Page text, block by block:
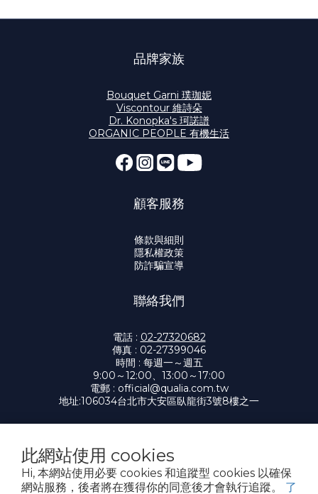
此網站使用 cookies
Hi, 本網站使用必要 cookies 和追蹤型 cookies 以確保
網站服務，後者將在獲得你的同意後才會執行追蹤。 了
品牌家族
Bouquet Garni 璞珈妮
Viscontour 維詩朵
Dr. Konopka's 珂諾譜
ORGANIC PEOPLE 有機生活
顧客服務
條款與細則
隱私權政策
防詐騙宣導
聯絡我們
電話 : 02-27320682
傳真 : 02-27399046
時間 : 每週一～週五
9:00～12:00、13:00～17:00
電郵 : official@qualia.com.tw
地址:106034台北市大安區臥龍街3號8樓之一
提醒您，我們不會以電話或簡訊方式通知變更付款方式。